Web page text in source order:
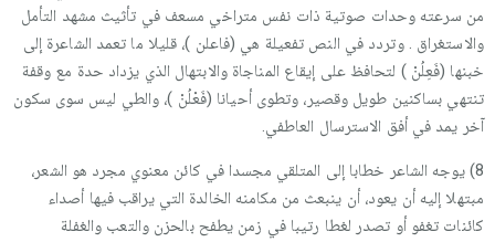
من سرعته وحدات صوتية ذات نفس متراخي مسعف في تأثيث مشهد التأمل
والاستغراق . وتردد في النص تفعيلة هي (فاعلن )، قليلا ما تعمد الشاعرة إلى
خبنها (فَعِلُنْ ) لتحافظ على إيقاع المناجاة والابتهال الذي يزداد حدة مع وقفة
تنتهي بساكنين طويل وقصير، وتطوى أحيانا (فَعْلُنْ )، والطي ليس سوى سكون
آخر يمد في أفق الاسترسال العاطفي.
8) يوجه الشاعر خطابا إلى المتلقي مجسدا في كائن معنوي مجرد هو الشعر،
مبتهلا إليه أن يعود، أن ينبعث من مكامنه الخالدة التي يراقب فيها أصداء
كائنات تغفو أو تصدر لغطا رتيبا في زمن يطفح بالحزن والتعب والغفلة